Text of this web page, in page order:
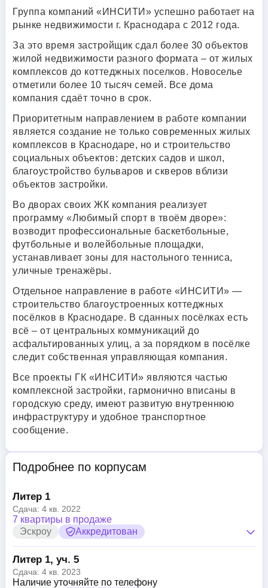
Группа компаний «ИНСИТИ» успешно работает на
рынке недвижимости г. Краснодара с 2012 года.
За это время застройщик сдал более 30 объектов
жилой недвижимости разного формата – от жилых
комплексов до коттеджных поселков. Новоселье
отметили более 10 тысяч семей. Все дома
компания сдаёт точно в срок.
Приоритетным направлением в работе компании
является создание не только современных жилых
комплексов в Краснодаре, но и строительство
социальных объектов: детских садов и школ,
благоустройство бульваров и скверов вблизи
объектов застройки.
Во дворах своих ЖК компания реализует
программу «Любимый спорт в твоём дворе»:
возводит профессиональные баскетбольные,
футбольные и волейбольные площадки,
устанавливает зоны для настольного тенниса,
уличные тренажёры.
Отдельное направление в работе «ИНСИТИ» —
строительство благоустроенных коттеджных
посёлков в Краснодаре. В сданных посёлках есть
всё – от центральных коммуникаций до
асфальтированных улиц, а за порядком в посёлке
следит собственная управляющая компания.
Все проекты ГК «ИНСИТИ» являются частью
комплексной застройки, гармонично вписаны в
городскую среду, имеют развитую внутреннюю
инфраструктуру и удобное транспортное
сообщение.
Подробнее по корпусам
Литер 1
Сдача: 4 кв. 2022
7 квартиры в продаже
Эскроу
Аккредитован
Литер 1, уч. 5
Сдача: 4 кв. 2023
Наличие уточняйте по телефону